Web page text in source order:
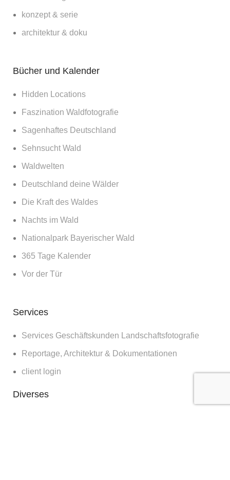
konzept & serie
architektur & doku
Bücher und Kalender
Hidden Locations
Faszination Waldfotografie
Sagenhaftes Deutschland
Sehnsucht Wald
Waldwelten
Deutschland deine Wälder
Die Kraft des Waldes
Nachts im Wald
Nationalpark Bayerischer Wald
365 Tage Kalender
Vor der Tür
Services
Services Geschäftskunden Landschaftsfotografie
Reportage, Architektur & Dokumentationen
client login
Diverses